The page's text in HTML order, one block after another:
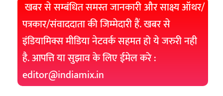
खबर से सम्बंधित समस्त जानकारी और साक्ष्य ऑथर/
पत्रकार/संवाददाता की जिम्मेदारी हैं. खबर से
इंडियामिक्स मीडिया नेटवर्क सहमत हो ये जरुरी नही
है. आपत्ति या सुझाव के लिए ईमेल करे :
editor@indiamix.in